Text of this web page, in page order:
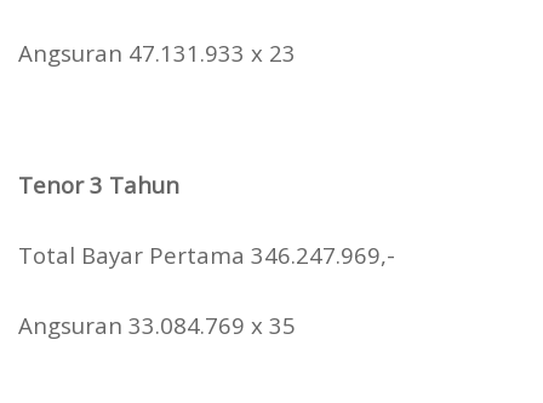
Angsuran 47.131.933 x 23
Tenor 3 Tahun
Total Bayar Pertama 346.247.969,-
Angsuran 33.084.769 x 35